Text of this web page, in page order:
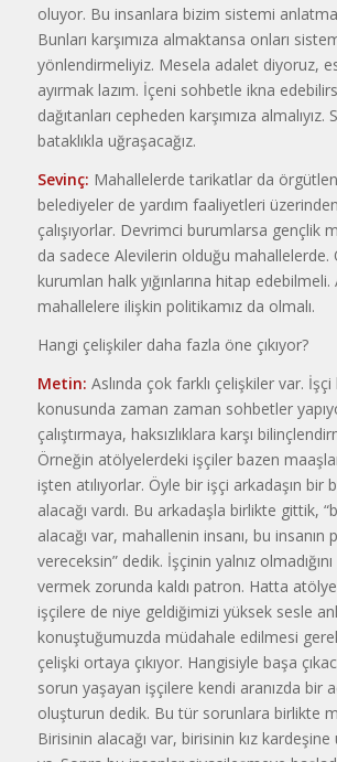
oluyor. Bu insanlara bizim sistemi
Bunları karşımıza almaktansa onları
yönlendirmeliyiz. Mesela adalet diyoruz,
ayırmak lazım. İçeni sohbetle ikna
dağıtanları cepheden karşımıza almalıyız.
bataklıkla uğraşacağız.
Sevinç: Mahallelerde tarikatlar da
belediyeler de yardım faaliyetleri
çalışıyorlar. Devrimci burumlarsa gençlik
da sadece Alevilerin olduğu mahallelerde.
kurumlan halk yığınlarına hitap
mahallelere ilişkin politikamız da olmalı.
Hangi çelişkiler daha fazla öne çıkıyor?
Metin: Aslında çok farklı çelişkiler var. İşçi
konusunda zaman zaman sohbetler
çalıştırmaya, haksızlıklara karşı
Örneğin atölyelerdeki işçiler bazen
işten atılıyorlar. Öyle bir işçi arkadaşın bir
alacağı vardı. Bu arkadaşla birlikte gittik,
alacağı var, mahallenin insanı, bu insanın
vereceksin” dedik. İşçinin yalnız
vermek zorunda kaldı patron. Hatta
işçilere de niye geldiğimizi yüksek sesle
konuştuğumuzda müdahale edilmesi
çelişki ortaya çıkıyor. Hangisiyle başa
sorun yaşayan işçilere kendi aranızda bir
oluşturun dedik. Bu tür sorunlara birlikte
Birisinin alacağı var, birisinin kız